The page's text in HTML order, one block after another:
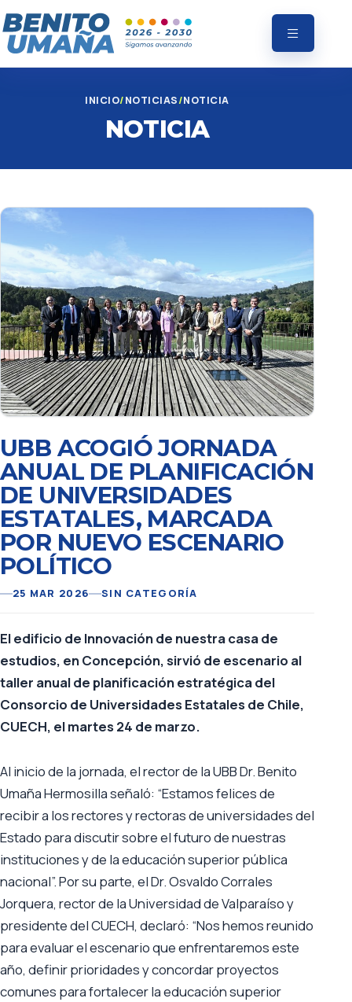
INICIO NOTICIAS NOTICIA
NOTICIA
UBB ACOGIÓ JORNADA
ANUAL DE PLANIFICACIÓN
DE UNIVERSIDADES
ESTATALES, MARCADA
POR NUEVO ESCENARIO
POLÍTICO
25 MAR 2026 SIN CATEGORÍA
El edificio de Innovación de nuestra casa de
estudios, en Concepción, sirvió de escenario al
taller anual de planificación estratégica del
Consorcio de Universidades Estatales de Chile,
CUECH, el martes 24 de marzo.
Al inicio de la jornada, el rector de la UBB Dr. Benito
Umaña Hermosilla señaló: “Estamos felices de
recibir a los rectores y rectoras de universidades del
Estado para discutir sobre el futuro de nuestras
instituciones y de la educación superior pública
nacional”. Por su parte, el Dr. Osvaldo Corrales
Jorquera, rector de la Universidad de Valparaíso y
presidente del CUECH, declaró: “Nos hemos reunido
para evaluar el escenario que enfrentaremos este
año, definir prioridades y concordar proyectos
comunes para fortalecer la educación superior